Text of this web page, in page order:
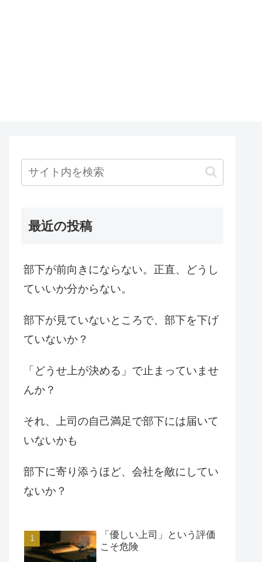
最近の投稿
部下が前向きにならない。正直、どうし
ていいか分からない。
部下が見ていないところで、部下を下げ
ていないか？
「どうせ上が決める」で止まっていませ
んか？
それ、上司の自己満足で部下には届いて
いないかも
部下に寄り添うほど、会社を敵にしてい
ないか？
「優しい上司」という評価
こそ危険